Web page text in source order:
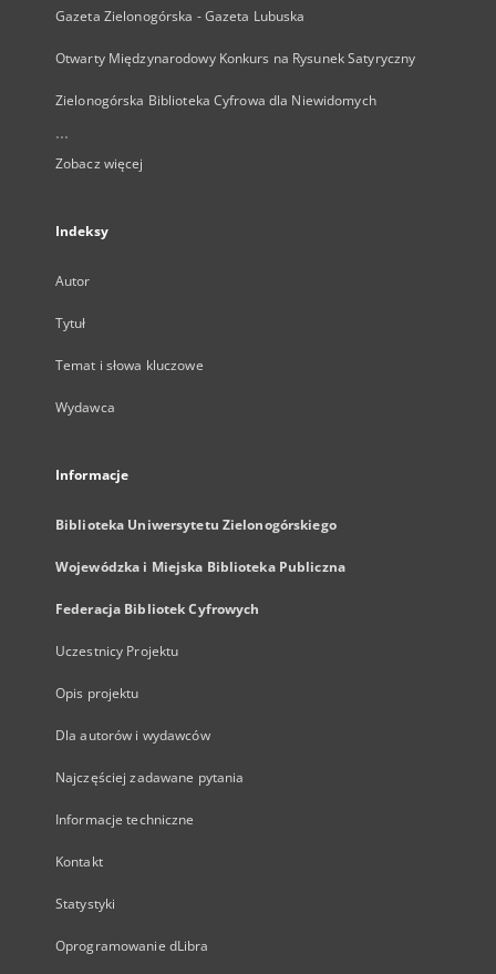
Gazeta Zielonogórska - Gazeta Lubuska
Otwarty Międzynarodowy Konkurs na Rysunek Satyryczny
Zielonogórska Biblioteka Cyfrowa dla Niewidomych
...
Zobacz więcej
Indeksy
Autor
Tytuł
Temat i słowa kluczowe
Wydawca
Informacje
Biblioteka Uniwersytetu Zielonogórskiego
Wojewódzka i Miejska Biblioteka Publiczna
Federacja Bibliotek Cyfrowych
Uczestnicy Projektu
Opis projektu
Dla autorów i wydawców
Najczęściej zadawane pytania
Informacje techniczne
Kontakt
Statystyki
Oprogramowanie dLibra